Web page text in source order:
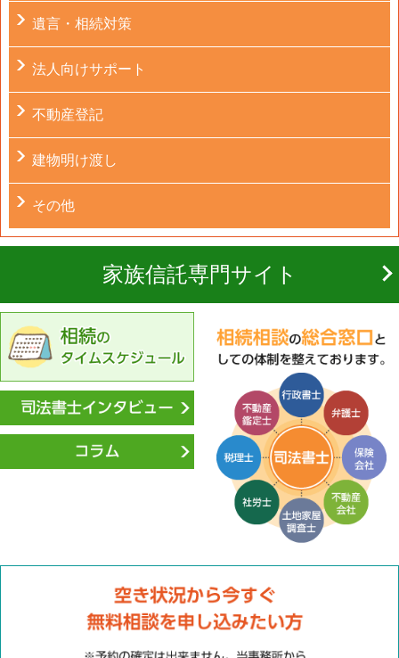
遺言・相続対策
法人向けサポート
不動産登記
建物明け渡し
その他
家族信託専門サイト